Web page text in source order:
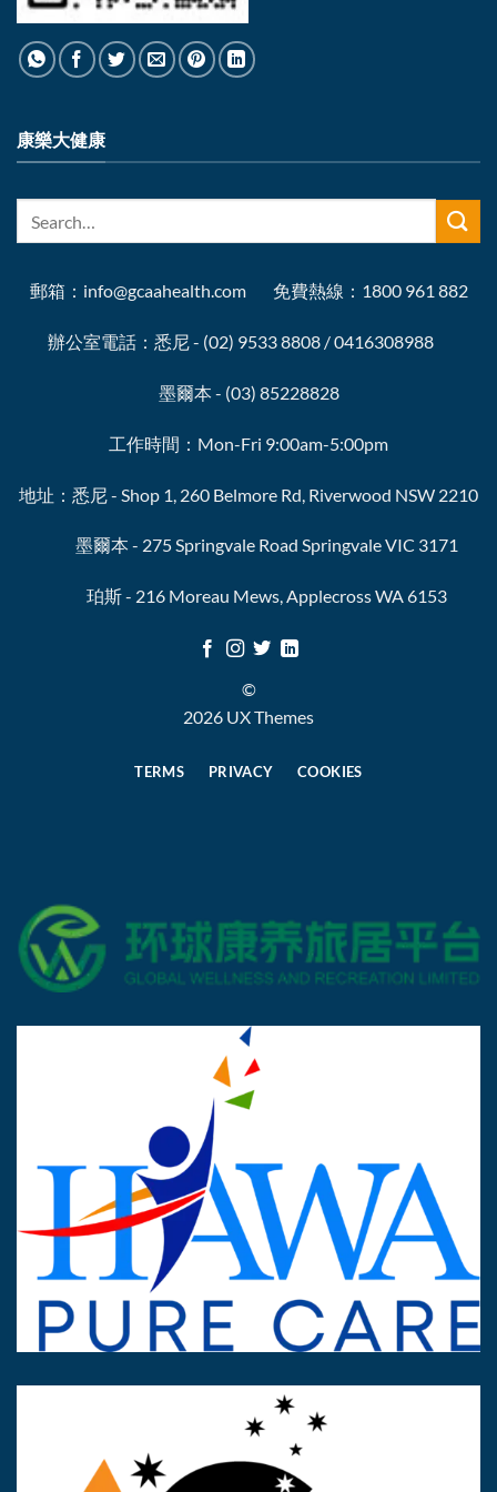
康樂大健康
郵箱：info@gcaahealth.com 免費熱線：1800 961 882
辦公室電話：悉尼 - (02) 9533 8808 / 0416308988
墨爾本 - (03) 85228828
工作時間：Mon-Fri 9:00am-5:00pm
地址：悉尼 - Shop 1, 260 Belmore Rd, Riverwood NSW 2210
墨爾本 - 275 Springvale Road Springvale VIC 3171
珀斯 - 216 Moreau Mews, Applecross WA 6153
©
2026 UX Themes
TERMS PRIVACY COOKIES